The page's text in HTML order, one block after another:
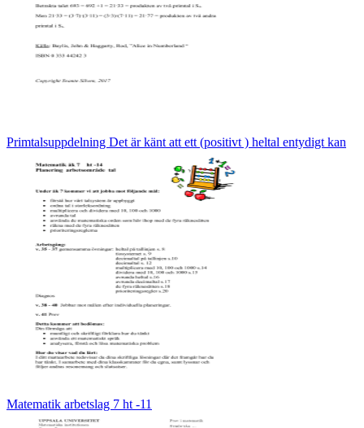
Primtalsuppdelning Det är känt att ett (positivt ) heltal entydigt kan
Matematik arbetslag 7 ht -11